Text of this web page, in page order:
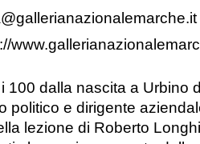
100 dalla nascita a Urbino
politico e dirigente
lezione di Roberto